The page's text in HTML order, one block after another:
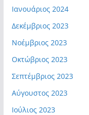
Ιανουάριος 2024
Δεκέμβριος 2023
Νοέμβριος 2023
Οκτώβριος 2023
Σεπτέμβριος 2023
Αύγουστος 2023
Ιούλιος 2023